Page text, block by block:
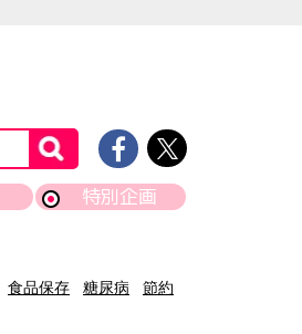
特別企画
食品保存 糖尿病
節約